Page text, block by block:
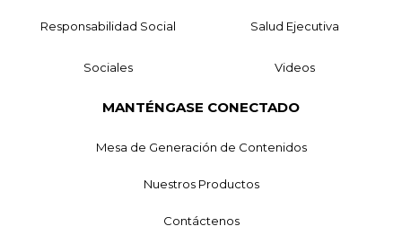
Responsabilidad Social Salud Ejecutiva
Sociales Videos
MANTÉNGASE CONECTADO
Mesa de Generación de Contenidos
Nuestros Productos
Contáctenos